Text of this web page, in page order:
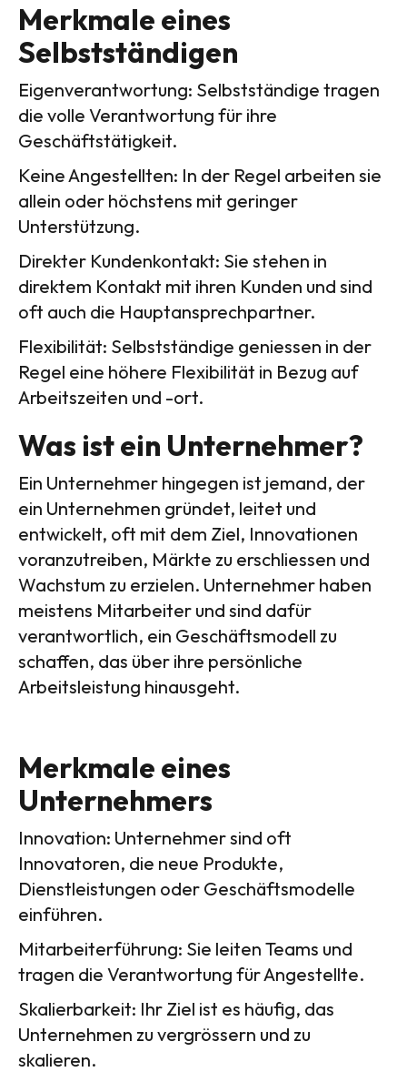
Merkmale eines
Selbstständigen
Eigenverantwortung: Selbstständige tragen
die volle Verantwortung für ihre
Geschäftstätigkeit.
Keine Angestellten: In der Regel arbeiten sie
allein oder höchstens mit geringer
Unterstützung.
Direkter Kundenkontakt: Sie stehen in
direktem Kontakt mit ihren Kunden und sind
oft auch die Hauptansprechpartner.
Flexibilität: Selbstständige geniessen in der
Regel eine höhere Flexibilität in Bezug auf
Arbeitszeiten und -ort.
Was ist ein Unternehmer?
Ein Unternehmer hingegen ist jemand, der
ein Unternehmen gründet, leitet und
entwickelt, oft mit dem Ziel, Innovationen
voranzutreiben, Märkte zu erschliessen und
Wachstum zu erzielen. Unternehmer haben
meistens Mitarbeiter und sind dafür
verantwortlich, ein Geschäftsmodell zu
schaffen, das über ihre persönliche
Arbeitsleistung hinausgeht.
Merkmale eines
Unternehmers
Innovation: Unternehmer sind oft
Innovatoren, die neue Produkte,
Dienstleistungen oder Geschäftsmodelle
einführen.
Mitarbeiterführung: Sie leiten Teams und
tragen die Verantwortung für Angestellte.
Skalierbarkeit: Ihr Ziel ist es häufig, das
Unternehmen zu vergrössern und zu
skalieren.